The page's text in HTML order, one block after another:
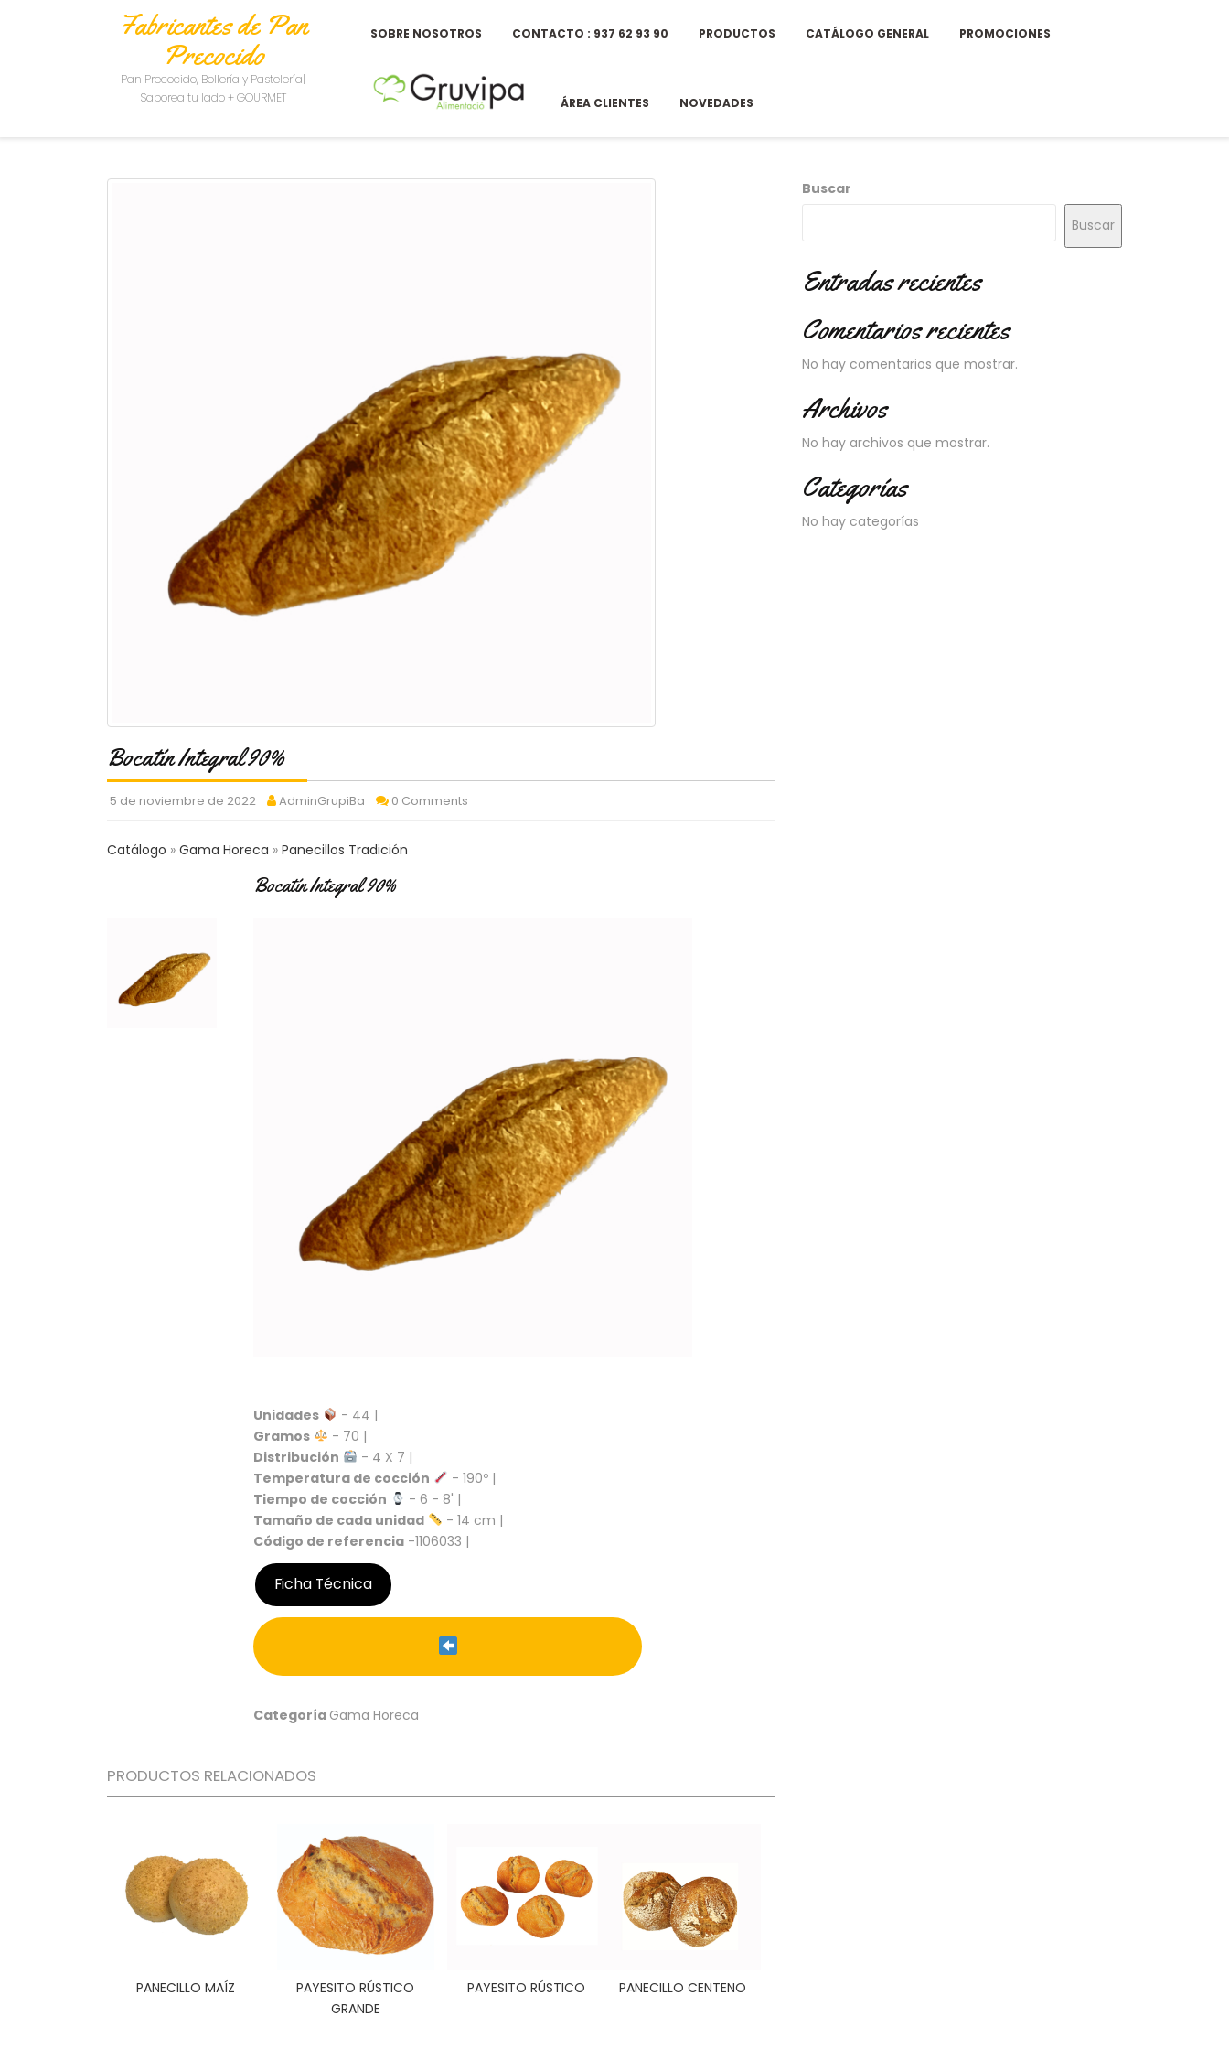
Fabricantes de Pan
Precocido
Pan Precocido, Bollería y Pastelería|
Saborea tu lado + GOURMET
SOBRE NOSOTROS CONTACTO : 937 62 93 90 PRODUCTOS CATÁLOGO GENERAL PROMOCIONES
ÁREA CLIENTES NOVEDADES
Bocatín Integral 90%
5 de noviembre de 2022 AdminGrupiBa 0 Comments
Catálogo Gama Horeca Panecillos Tradición
Bocatín Integral 90%
Unidades
- 44 |
Gramos
- 70 |
Distribución
- 4 X 7 |
Temperatura de cocción
- 190º |
Tiempo de cocción
- 6 - 8' |
Tamaño de cada unidad
- 14 cm |
Código de referencia -1106033 |
Ficha Técnica
Categoría Gama Horeca
PRODUCTOS RELACIONADOS
PANECILLO MAÍZ
PAYESITO RÚSTICO
GRANDE
PAYESITO RÚSTICO PANECILLO CENTENO
Buscar
Buscar
Entradas recientes
Comentarios recientes
No hay comentarios que mostrar.
Archivos
No hay archivos que mostrar.
Categorías
No hay categorías